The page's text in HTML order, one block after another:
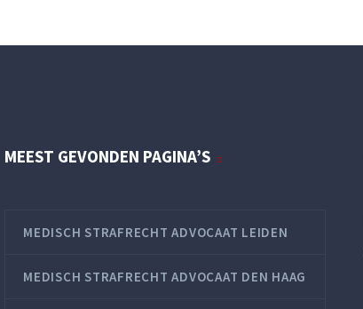
MEEST GEVONDEN PAGINA’S
MEDISCH STRAFRECHT ADVOCAAT LEIDEN
MEDISCH STRAFRECHT ADVOCAAT DEN HAAG